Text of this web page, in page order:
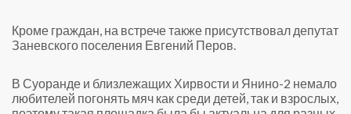
Кроме граждан, на встрече также присутствовал депутат
Заневского поселения Евгений Перов.
В Суоранде и близлежащих Хирвости и Янино-2 немало
любителей погонять мяч как среди детей, так и взрослых,